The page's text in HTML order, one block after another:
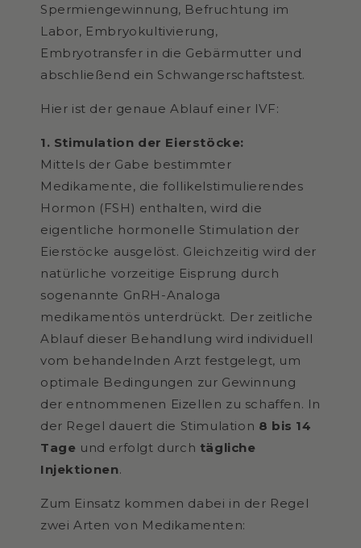
Spermiengewinnung, Befruchtung im
Labor, Embryokultivierung,
Embryotransfer in die Gebärmutter und
abschließend ein Schwangerschaftstest.
Hier ist der genaue Ablauf einer IVF:
1. Stimulation der Eierstöcke:
Mittels der Gabe bestimmter
Medikamente, die follikelstimulierendes
Hormon (FSH) enthalten, wird die
eigentliche hormonelle Stimulation der
Eierstöcke ausgelöst. Gleichzeitig wird der
natürliche vorzeitige Eisprung durch
sogenannte GnRH-Analoga
medikamentös unterdrückt. Der zeitliche
Ablauf dieser Behandlung wird individuell
vom behandelnden Arzt festgelegt, um
optimale Bedingungen zur Gewinnung
der entnommenen Eizellen zu schaffen. In
der Regel dauert die Stimulation 8 bis 14
Tage und erfolgt durch tägliche
Injektionen.
Zum Einsatz kommen dabei in der Regel
zwei Arten von Medikamenten: